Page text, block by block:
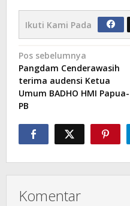
Ikuti Kami Pada
Navigasi
pos
Pos sebelumnya
Pangdam Cenderawasih
terima audensi Ketua
Umum BADHO HMI Papua-
PB
Komentar